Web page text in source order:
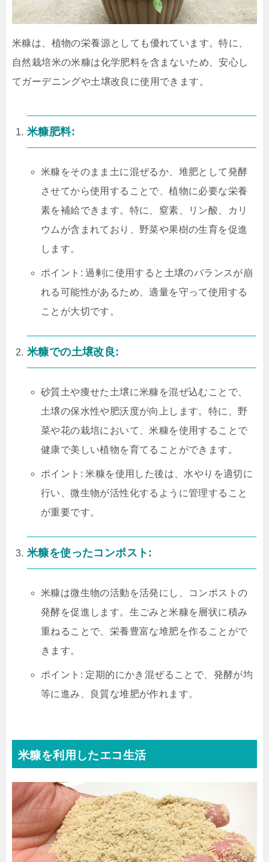
米糠は、植物の栄養源としても優れています。特に、
自然栽培米の米糠は化学肥料を含まないため、安心し
てガーデニングや土壌改良に使用できます。
米糠肥料:
米糠をそのまま土に混ぜるか、堆肥として発酵
させてから使用することで、植物に必要な栄養
素を補給できます。特に、窒素、リン酸、カリ
ウムが含まれており、野菜や果樹の生育を促進
します。
ポイント: 過剰に使用すると土壌のバランスが崩
れる可能性があるため、適量を守って使用する
ことが大切です。
米糠での土壌改良:
砂質土や痩せた土壌に米糠を混ぜ込むことで、
土壌の保水性や肥沃度が向上します。特に、野
菜や花の栽培において、米糠を使用することで
健康で美しい植物を育てることができます。
ポイント: 米糠を使用した後は、水やりを適切に
行い、微生物が活性化するように管理すること
が重要です。
米糠を使ったコンポスト:
米糠は微生物の活動を活発にし、コンポストの
発酵を促進します。生ごみと米糠を層状に積み
重ねることで、栄養豊富な堆肥を作ることがで
きます。
ポイント: 定期的にかき混ぜることで、発酵が均
等に進み、良質な堆肥が作れます。
米糠を利用したエコ生活